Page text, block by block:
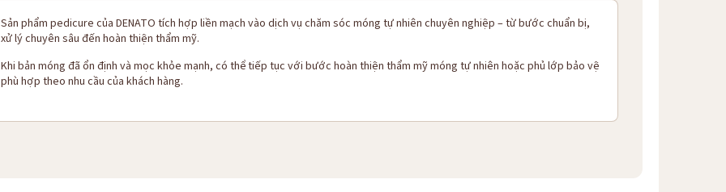
Sản phẩm pedicure của DENATO tích hợp liền mạch vào dịch vụ chăm sóc móng tự nhiên chuyên nghiệp – từ bước chuẩn bị,
xử lý chuyên sâu đến hoàn thiện thẩm mỹ.
Khi bản móng đã ổn định và mọc khỏe mạnh, có thể tiếp tục với bước hoàn thiện thẩm mỹ móng tự nhiên hoặc phủ lớp bảo vệ
phù hợp theo nhu cầu của khách hàng.